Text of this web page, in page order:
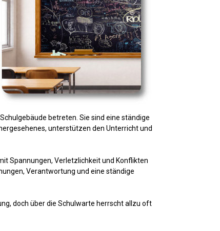
betreten. Sie sind eine ständige
unterstützen den Unterricht und
Spannungen, Verletzlichkeit und Konflikten
Verantwortung und eine ständige
doch über die Schulwarte herrscht allzu oft